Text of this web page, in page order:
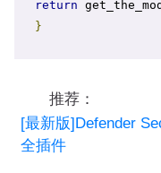
return
}
推荐：
[最新版]Defender
全插件